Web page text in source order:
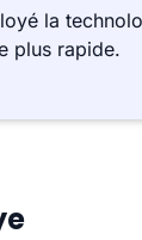
la
plus rapide.